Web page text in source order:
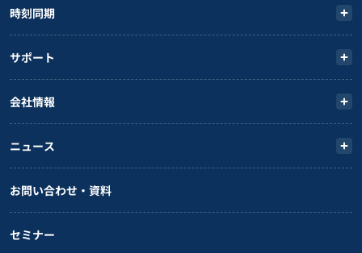
時刻同期
サポート
会社情報
ニュース
お問い合わせ・資料
セミナー